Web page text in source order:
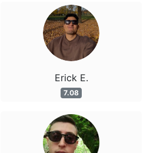
Erick E.
7.08